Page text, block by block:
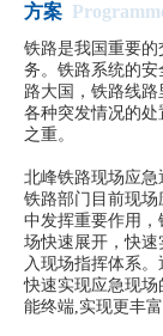
方案
铁路是我国重要
务。铁路系统的
路大国，铁路线
各种突发情况的
之重。
北峰铁路现场应
铁路部门目前现
中发挥重要作用
场快速展开，快
入现场指挥体系
快速实现应急现
能终端,实现更丰